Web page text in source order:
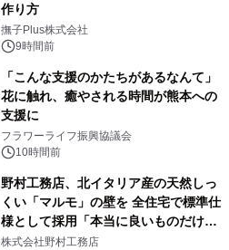
作り方
撫子Plus株式会社
9時間前
「こんな支援のかたちがあるなんて」
花に触れ、癒やされる時間が熊本への
支援に
フラワーライフ振興協議会
10時間前
野村工務店、北イタリア産の天然しっ
くい「マルモ」の壁を 全住宅で標準仕
様として採用「本当に良いものだけに
こだわる」
株式会社野村工務店